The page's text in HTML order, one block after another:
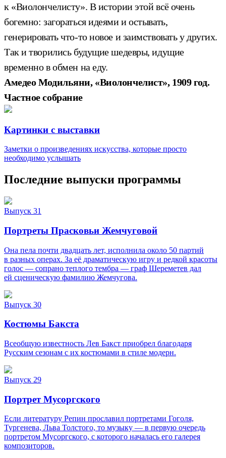
к «Виолончелисту». В истории этой всё очень
богемно: загораться идеями и остывать,
генерировать что-то новое и заимствовать у других.
Так и творились будущие шедевры, идущие
временно в обмен на еду.
Амедео Модильяни, «Виолончелист», 1909 год.
Частное собрание
Картинки с выставки
Заметки о произведениях искусства, которые просто
необходимо услышать
Последние выпуски программы
Выпуск 31
Портреты Прасковьи Жемчуговой
Она пела почти двадцать лет, исполнила около 50 партий
в разных операх. За её драматическую игру и редкой красоты
голос — сопрано теплого тембра — граф Шереметев дал
ей сценическую фамилию Жемчугова.
Выпуск 30
Костюмы Бакста
Всеобщую известность Лев Бакст приобрел благодаря
Русским сезонам с их костюмами в стиле модерн.
Выпуск 29
Портрет Мусоргского
Если литературу Репин прославил портретами Гоголя,
Тургенева, Льва Толстого, то музыку — в первую очередь
портретом Мусоргского, с которого началась его галерея
композиторов.